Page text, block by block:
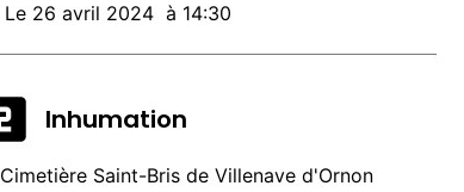
Le 26 avril 2024 à 14:30
Inhumation
Cimetière Saint-Bris de Villenave d'Ornon